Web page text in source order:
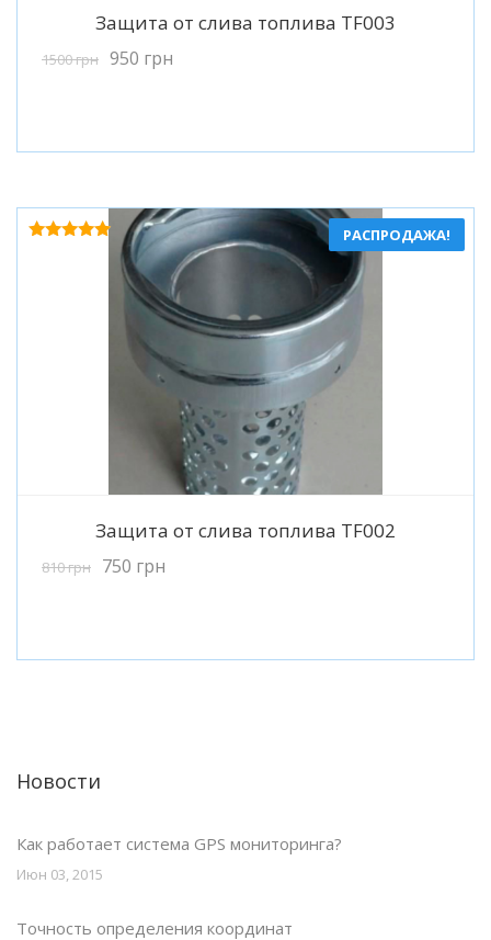
Подробнее
Защита от слива топлива TF003
1500грн 950 грн
РАСПРОДАЖА!
Подробнее
Защита от слива топлива TF002
810грн 750 грн
Новости
Как работает система GPS мониторинга?
Июн 03, 2015
Точность определения координат